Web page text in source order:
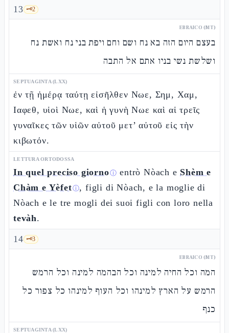
13 🗝️2
EBRAICO (MT)
בעצם היום הזה בא נח ושם וחם ויפת בני נח ואשת נח
ושלשת נשי בניו אתם אל התבה
SEPTUAGINTA (LXX)
ἐν τῇ ἡμέρᾳ ταύτῃ εἰσῆλθεν Νωε, Σημ, Χαμ,
Ιαφεθ, υἱοὶ Νωε, καὶ ἡ γυνὴ Νωε καὶ αἱ τρεῖς
γυναῖκες τῶν υἱῶν αὐτοῦ μετ’ αὐτοῦ εἰς τὴν
κιβωτόν.
LETTURA ORTODOSSA
In quel preciso giornoⓘ entrò Nòach e Shèm e
Chàm e Yèfetⓘ, figli di Nòach, e la moglie di
Nòach e le tre mogli dei suoi figli con loro nella
tevàh.
14 🗝️3
EBRAICO (MT)
המה וכל החיה למינה וכל הבהמה למינה וכל הרמש
הרמש על הארץ למינהו וכל העוף למינהו כל צפור כל
כנף
SEPTUAGINTA (LXX)